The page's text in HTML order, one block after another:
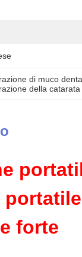
di muco
della
forte